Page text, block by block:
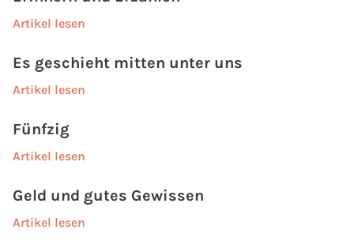
Artikel lesen
Es geschieht mitten unter uns
Artikel lesen
Fünfzig
Artikel lesen
Geld und gutes Gewissen
Artikel lesen